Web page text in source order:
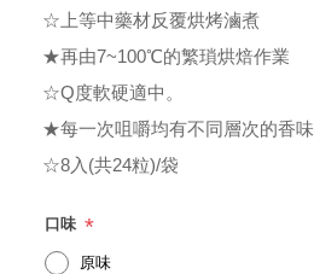
☆上等中藥材反覆烘烤滷煮
★再由7~100℃的繁瑣烘焙作業
☆Q度軟硬適中。
★每一次咀嚼均有不同層次的香味
☆8入(共24粒)/袋
口味 *
原味